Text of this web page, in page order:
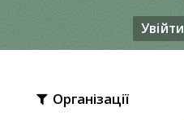
Увійти
Організації